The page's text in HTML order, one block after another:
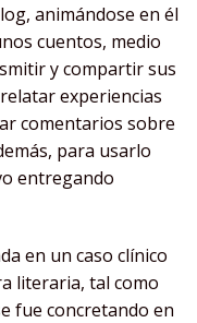
animándose en él
cuentos, medio
y compartir sus
experiencias
comentarios sobre
para usarlo
entregando
en un caso clínico
literaria, tal como
fue concretando en